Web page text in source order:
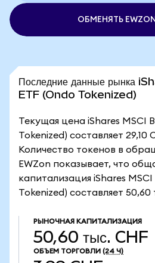
ОБМЕНЯТЬ
Последние данные рынка
ETF (Ondo Tokenized)
Текущая цена iShares MSCI
Tokenized) составляет 29,10
Количество токенов в
EWZon показывает, что
капитализация iShares
Tokenized) составляет 50,60
РЫНОЧНАЯ КАПИТАЛИЗАЦИЯ
50,60 тыс. CHF
ОБЪЕМ ТОРГОВЛИ (24 Ч)